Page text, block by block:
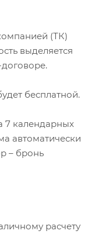
(ТК)
выделяется
бесплатной.
7 календарных
автоматически
– бронь
расчету